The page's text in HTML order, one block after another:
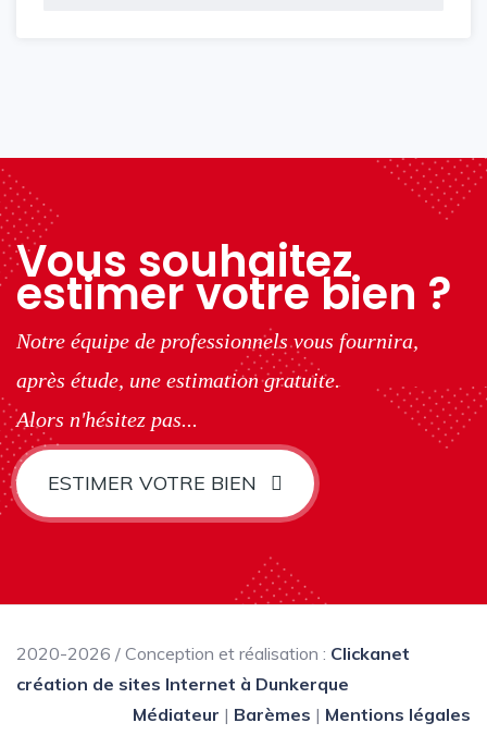
Vous souhaitez
estimer votre bien ?
Notre équipe de professionnels vous fournira,
après étude, une estimation gratuite.
Alors n'hésitez pas...
ESTIMER VOTRE BIEN
2020-2026 / Conception et réalisation : Clickanet
création de sites Internet à Dunkerque
Médiateur | Barèmes | Mentions légales